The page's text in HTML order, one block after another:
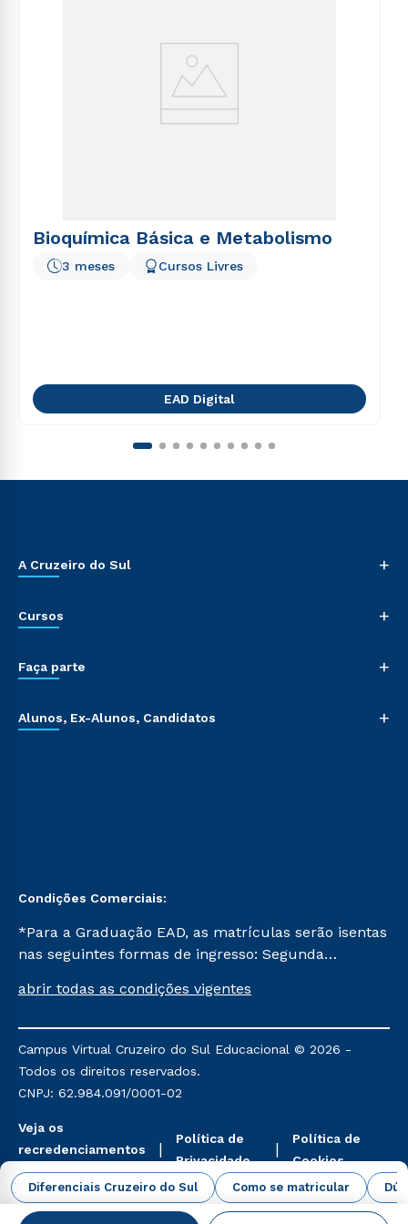
Diferenciais Cruzeiro do Sul Como se matricular
Bioquímica Básica e Metabolismo
3 meses Cursos Livres
EAD Digital
A Cruzeiro do Sul +
Cursos +
Faça parte +
Alunos, Ex-Alunos, Candidatos +
Condições Comerciais:
*Para a Graduação EAD, as matrículas serão isentas
nas seguintes formas de ingresso: Segunda
Já para as demais, a taxa de matrícula será de R$
mencionadas são referentes aos cursos: Ensino
Religioso, Geografia para a Docência e Metodologia
do Ensino de História: Questões Atuais.
abrir todas as condições vigentes
Campus Virtual Cruzeiro do Sul Educacional © 2026 -
Todos os direitos reservados.
CNPJ: 62.984.091/0001-02
Veja os
recredenciamentos
aqui
Política de
Privacidade
Política de
Cookies